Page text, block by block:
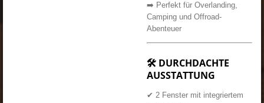
➡️ Perfekt für Overlanding,
Camping und Offroad-
Abenteuer
🛠 DURCHDACHTE
AUSSTATTUNG
✔ 2 Fenster mit integriertem